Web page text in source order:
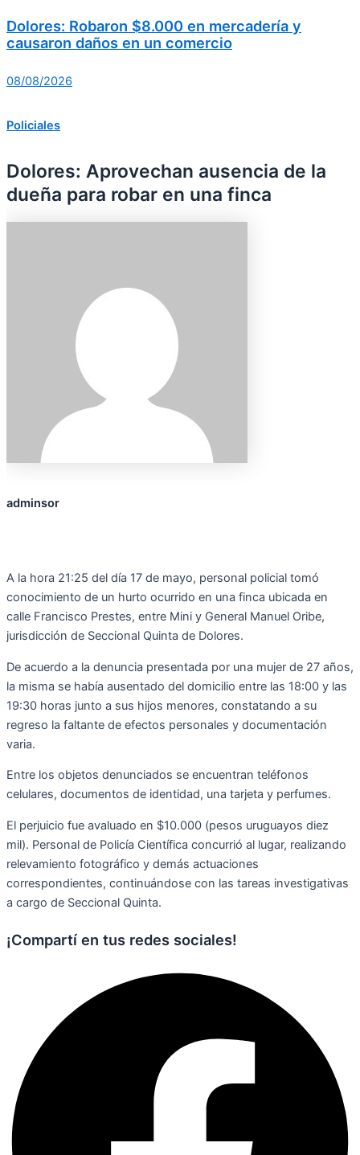
Dolores: Robaron $8.000 en mercadería y
causaron daños en un comercio
08/08/2026
Policiales
Dolores: Aprovechan ausencia de la
dueña para robar en una finca
adminsor
A la hora 21:25 del día 17 de mayo, personal policial tomó
conocimiento de un hurto ocurrido en una finca ubicada en
calle Francisco Prestes, entre Mini y General Manuel Oribe,
jurisdicción de Seccional Quinta de Dolores.
De acuerdo a la denuncia presentada por una mujer de 27 años,
la misma se había ausentado del domicilio entre las 18:00 y las
19:30 horas junto a sus hijos menores, constatando a su
regreso la faltante de efectos personales y documentación
varia.
Entre los objetos denunciados se encuentran teléfonos
celulares, documentos de identidad, una tarjeta y perfumes.
El perjuicio fue avaluado en $10.000 (pesos uruguayos diez
mil). Personal de Policía Científica concurrió al lugar, realizando
relevamiento fotográfico y demás actuaciones
correspondientes, continuándose con las tareas investigativas
a cargo de Seccional Quinta.
¡Compartí en tus redes sociales!